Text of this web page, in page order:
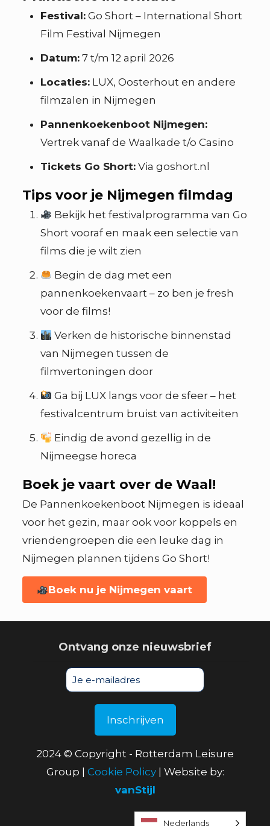
Festival:Go Short – International Short
Film Festival Nijmegen
Datum:7 t/m 12 april 2026
Locaties:LUX, Oosterhout en andere
filmzalen in Nijmegen
Pannenkoekenboot Nijmegen:
Vertrek vanaf de Waalkade t/o Casino
Tickets Go Short:Via goshort.nl
Tips voor je Nijmegen filmdag
Bekijk het festivalprogramma van Go
Short vooraf en maak een selectie van
films die je wilt zien
Begin de dag met een
pannenkoekenvaart – zo ben je fresh
voor de films!
Verken de historische binnenstad
van Nijmegen tussen de
filmvertoningen door
Ga bij LUX langs voor de sfeer – het
festivalcentrum bruist van activiteiten
Eindig de avond gezellig in de
Nijmeegse horeca
Boek je vaart over de Waal!
De Pannenkoekenboot Nijmegen is ideaal
voor het gezin, maar ook voor koppels en
vriendengroepen die een leuke dag in
Nijmegen plannen tijdens Go Short!
Boek nu je Nijmegen vaart
Ontvang onze nieuwsbrief
2024 © Copyright - Rotterdam Leisure
Group | Cookie Policy| Website by:
vanStijl
Nederlands